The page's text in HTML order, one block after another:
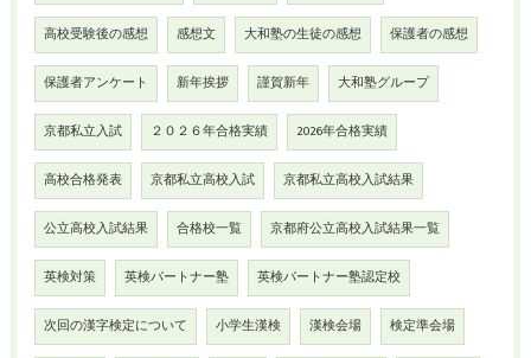
高校受験後の感想 感想文 大和塾の生徒の感想 保護者の感想
保護者アンケート 新年挨拶 謹賀新年 大和塾グループ
京都私立入試 ２０２６年合格実績 2026年合格実績
高校合格発表 京都私立高校入試 京都私立高校入試結果
公立高校入試結果 合格校一覧 京都府公立高校入試結果一覧
英検対策 英検パートナー塾 英検パートナー塾認定校
次回の漢字検定について 小学生漢検 漢検会場 検定準会場